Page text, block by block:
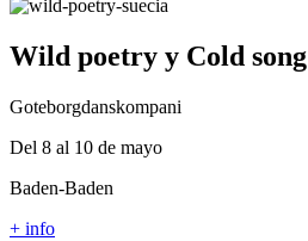
Wild poetry y Cold song
Goteborgdanskompani
Del 8 al 10 de mayo
Baden-Baden
+ info